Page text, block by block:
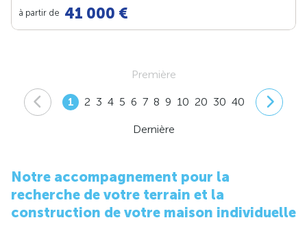
à partir de 41 000 €
Première
1 2 3 4 5 6 7 8 9 10 20 30 40
Dernière
Notre accompagnement pour la
recherche de votre terrain et la
construction de votre maison individuelle